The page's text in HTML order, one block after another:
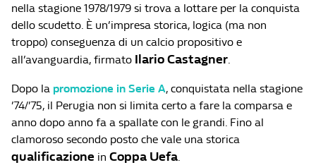
nella stagione 1978/1979 si trova a lottare per la conquista
dello scudetto. È un’impresa storica, logica (ma non
troppo) conseguenza di un calcio propositivo e
all’avanguardia, firmato Ilario Castagner.
Dopo la promozione in Serie A, conquistata nella stagione
’74/’75, il Perugia non si limita certo a fare la comparsa e
anno dopo anno fa a spallate con le grandi. Fino al
clamoroso secondo posto che vale una storica
qualificazione in Coppa Uefa.